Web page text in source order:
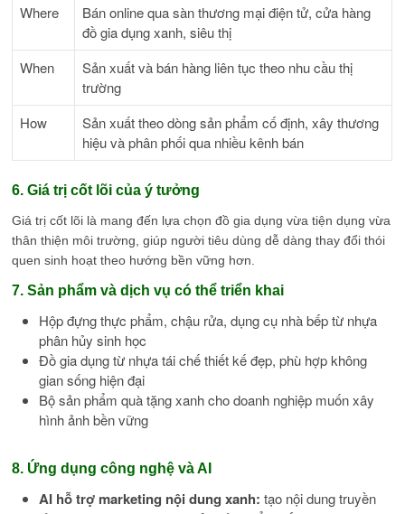
Where
Bán online qua sàn thương mại điện tử, cửa hàng
đồ gia dụng xanh, siêu thị
When
Sản xuất và bán hàng liên tục theo nhu cầu thị
trường
How
Sản xuất theo dòng sản phẩm cố định, xây thương
hiệu và phân phối qua nhiều kênh bán
6. Giá trị cốt lõi của ý tưởng
Giá trị cốt lõi là mang đến lựa chọn đồ gia dụng vừa tiện dụng vừa
thân thiện môi trường, giúp người tiêu dùng dễ dàng thay đổi thói
quen sinh hoạt theo hướng bền vững hơn.
7. Sản phẩm và dịch vụ có thể triển khai
Hộp đựng thực phẩm, chậu rửa, dụng cụ nhà bếp từ nhựa
phân hủy sinh học
Đồ gia dụng từ nhựa tái chế thiết kế đẹp, phù hợp không
gian sống hiện đại
Bộ sản phẩm quà tặng xanh cho doanh nghiệp muốn xây
hình ảnh bền vững
8. Ứng dụng công nghệ và AI
AI hỗ trợ marketing nội dung xanh: tạo nội dung truyền